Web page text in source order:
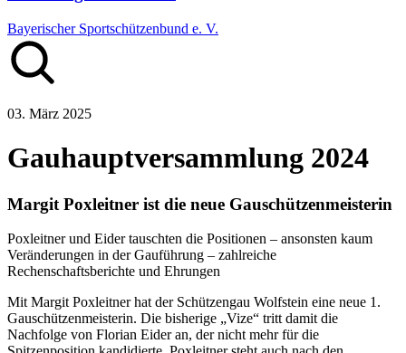
Bayerischer Sportschützenbund e. V.
03. März 2025
Gauhauptversammlung 2024
Margit Poxleitner ist die neue Gauschützenmeisterin
Poxleitner und Eider tauschten die Positionen – ansonsten kaum
Veränderungen in der Gauführung – zahlreiche
Rechenschaftsberichte und Ehrungen
Mit Margit Poxleitner hat der Schützengau Wolfstein eine neue 1.
Gauschützenmeisterin. Die bisherige „Vize“ tritt damit die
Nachfolge von Florian Eider an, der nicht mehr für die